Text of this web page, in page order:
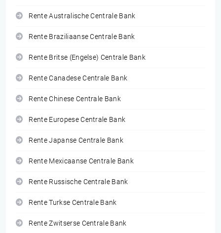
Rente Australische Centrale Bank
Rente Braziliaanse Centrale Bank
Rente Britse (Engelse) Centrale Bank
Rente Canadese Centrale Bank
Rente Chinese Centrale Bank
Rente Europese Centrale Bank
Rente Japanse Centrale Bank
Rente Mexicaanse Centrale Bank
Rente Russische Centrale Bank
Rente Turkse Centrale Bank
Rente Zwitserse Centrale Bank